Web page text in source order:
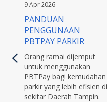
9 Apr 2026
PANDUAN
PENGGUNAAN
PBTPAY PARKIR
Orang ramai dijemput
untuk menggunakan
PBTPay bagi kemudahan
parkir yang lebih efisien di
sekitar Daerah Tampin.